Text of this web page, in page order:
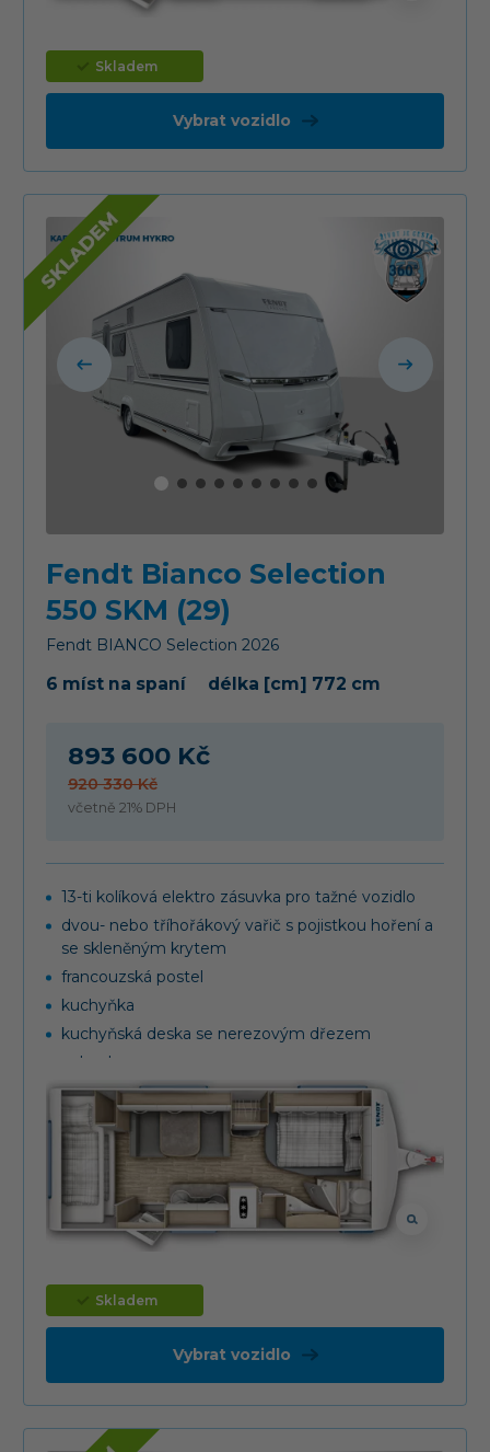
Skladem
Vybrat vozidlo
Fendt Bianco Selection
550 SKM (29)
Fendt BIANCO Selection 2026
6 míst na spaní délka [cm] 772 cm
893 600 Kč
920 330 Kč
včetně 21% DPH
13-ti kolíková elektro zásuvka pro tažné vozidlo
dvou- nebo tříhořákový vařič s pojistkou hoření a
se skleněným krytem
francouzská postel
kuchyňka
kuchyňská deska se nerezovým dřezem
palanda
skříňka pro 2 PB lahve (2x 11 kg)
Skladem
Vybrat vozidlo